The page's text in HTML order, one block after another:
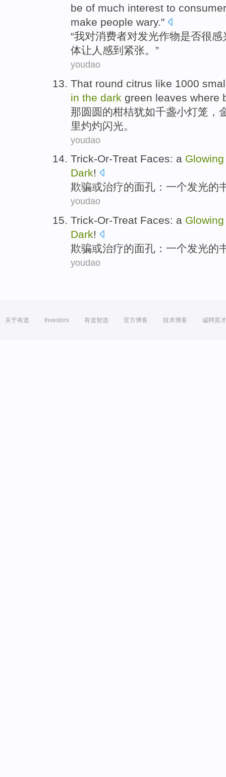
be of much interest to
make people wary."
“我对消费者对发光作物是否很感
体让 人 感到紧张。”
youdao
That round citrus like 1000
in the dark green leaves where
那圆圆的柑桔犹如千盏小灯笼 ，
里灼灼闪光。
youdao
Trick-Or-Treat Faces: a Glowing
Dark!
欺骗或治疗的面孔 ： 一个发光的
youdao
Trick-Or-Treat Faces: a Glowing
Dark!
欺骗或治疗的面孔 ： 一个发光的
youdao
关于有道 Investors 有道智选 官方博客 技术博客 诚聘英才